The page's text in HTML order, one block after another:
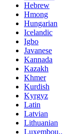
Hebrew
Hmong
Hungarian
Icelandic
Igbo
Javanese
Kannada
Kazakh
Khmer
Kurdish
Kyrgyz
Latin
Latvian
Lithuanian
Luxembou..